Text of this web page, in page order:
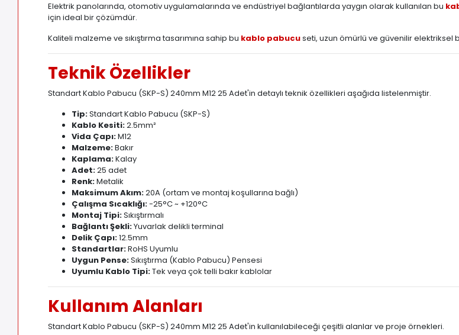
Elektrik panolarında, otomotiv uygulamalarında ve endüstriyel bağlantılarda yaygın olarak kullanılan bu
için ideal bir çözümdür.
Kaliteli malzeme ve sıkıştırma tasarımına sahip bu kablo pabucuseti, uzun ömürlü ve güvenilir elektriksel
Teknik Özellikler
Standart Kablo Pabucu (SKP-S) 240mm M12 25 Adet'in detaylı teknik özellikleri aşağıda listelenmiştir.
Tip:Standart Kablo Pabucu (SKP-S)
Kablo Kesiti:2.5mm²
Vida Çapı:M12
Malzeme:Bakır
Kaplama:Kalay
Adet:25 adet
Renk:Metalik
Maksimum Akım:20A (ortam ve montaj koşullarına bağlı)
Çalışma Sıcaklığı:-25°C ~ +120°C
Montaj Tipi:Sıkıştırmalı
Bağlantı Şekli:Yuvarlak delikli terminal
Delik Çapı:12.5mm
Standartlar:RoHS Uyumlu
Uygun Pense:Sıkıştırma (Kablo Pabucu) Pensesi
Uyumlu Kablo Tipi:Tek veya çok telli bakır kablolar
Kullanım Alanları
Standart Kablo Pabucu (SKP-S) 240mm M12 25 Adet'in kullanılabileceği çeşitli alanlar ve proje örnekleri.